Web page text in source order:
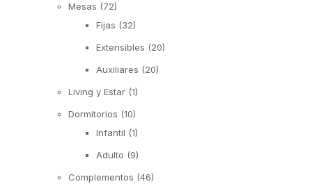
Mesas (72)
Fijas (32)
Extensibles (20)
Auxiliares (20)
Living y Estar (1)
Dormitorios (10)
Infantil (1)
Adulto (9)
Complementos (46)